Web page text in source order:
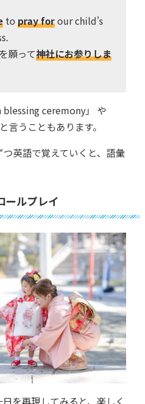
to pray forour child’s
願って神社にお参りしま
blessing ceremony」 や
うこともあります。
英語で覚えていくと、語彙
ールプレイ
を再現してみると、楽しく